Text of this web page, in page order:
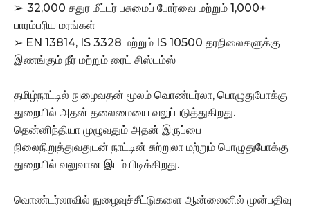
➢ 32,000 சதுர மீட்டர் பசுமைப் போர்வை மற்றும் 1,000+
பாரம்பரிய மரங்கள்
➢ EN 13814, IS 3328 மற்றும் IS 10500 தரநிலைகளுக்கு
இணங்கும் நீர் மற்றும் ரைட் சிஸ்டம்ஸ்
தமிழ்நாட்டில் நுழைவதன் மூலம் வொண்டர்லா, பொழுதுபோக்கு
துறையில் அதன் தலைமையை வலுப்படுத்துகிறது.
தென்னிந்தியா முழுவதும் அதன் இருப்பை
நிலைநிறுத்துவதுடன் நாட்டின் சுற்றுலா மற்றும் பொழுதுபோக்கு
துறையில் வலுவான இடம் பிடிக்கிறது.
வொண்டர்லாவில் நுழைவுச்சீட்டுகளை ஆன்லைனில் முன்பதிவு